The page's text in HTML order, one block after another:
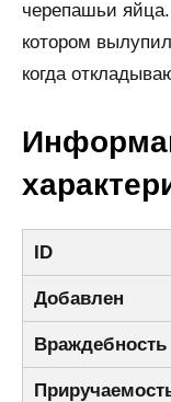
черепашьи
котором
когда
ID
Добавлен
Враждебность